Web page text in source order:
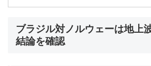
ブラジル対ノルウェーは地上
結論を確認